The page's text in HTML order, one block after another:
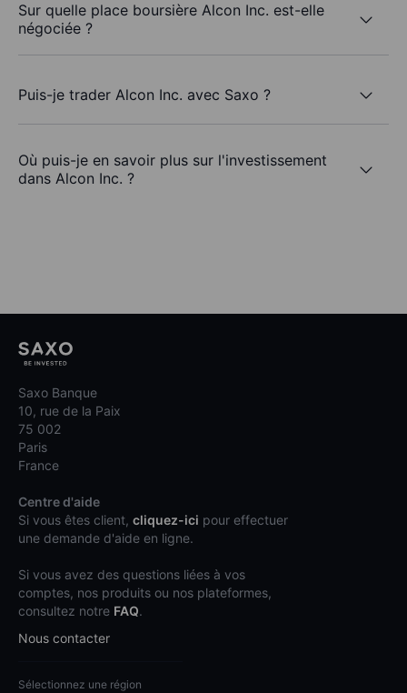
Sur quelle place boursière Alcon Inc. est-elle
négociée ?
Puis-je trader Alcon Inc. avec Saxo ?
Où puis-je en savoir plus sur l'investissement
dans Alcon Inc. ?
Saxo Banque
10, rue de la Paix
75 002
Paris
France
Centre d'aide
Si vous êtes client, cliquez-ici pour effectuer
une demande d'aide en ligne.
Si vous avez des questions liées à vos
comptes, nos produits ou nos plateformes,
consultez notre FAQ.
Nous contacter
Sélectionnez une région